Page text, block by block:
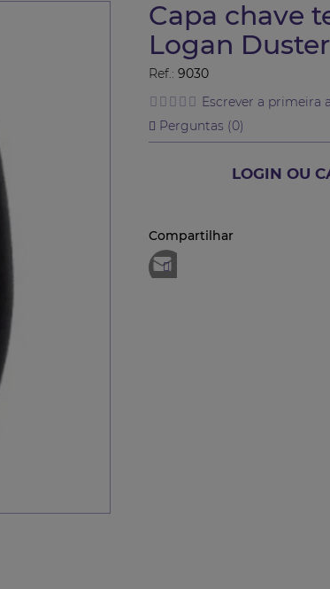
Capa chave
Logan
Ref.: 9030
Escrever a primeira
Perguntas (0)
LOGIN OU
Compartilhar